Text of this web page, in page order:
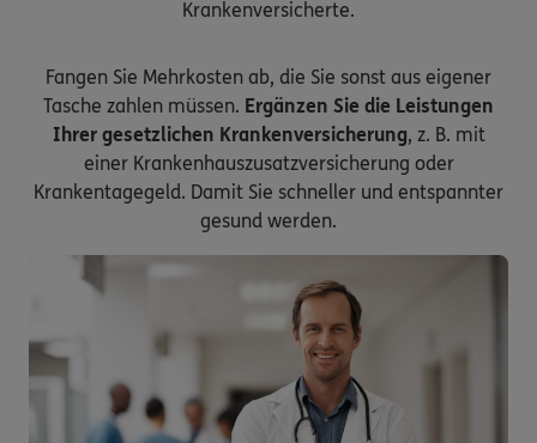
Krankenversicherte.
Fangen Sie Mehrkosten ab, die Sie sonst aus eigener
Tasche zahlen müssen. Ergänzen Sie die Leistungen
Ihrer gesetzlichen Krankenversicherung, z. B. mit
einer Krankenhauszusatzversicherung oder
Krankentagegeld. Damit Sie schneller und entspannter
gesund werden.